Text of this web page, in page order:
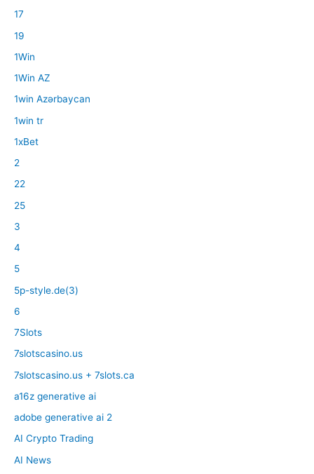
17
19
1Win
1Win AZ
1win Azərbaycan
1win tr
1xBet
2
22
25
3
4
5
5p-style.de(3)
6
7Slots
7slotscasino.us
7slotscasino.us + 7slots.ca
a16z generative ai
adobe generative ai 2
AI Crypto Trading
AI News